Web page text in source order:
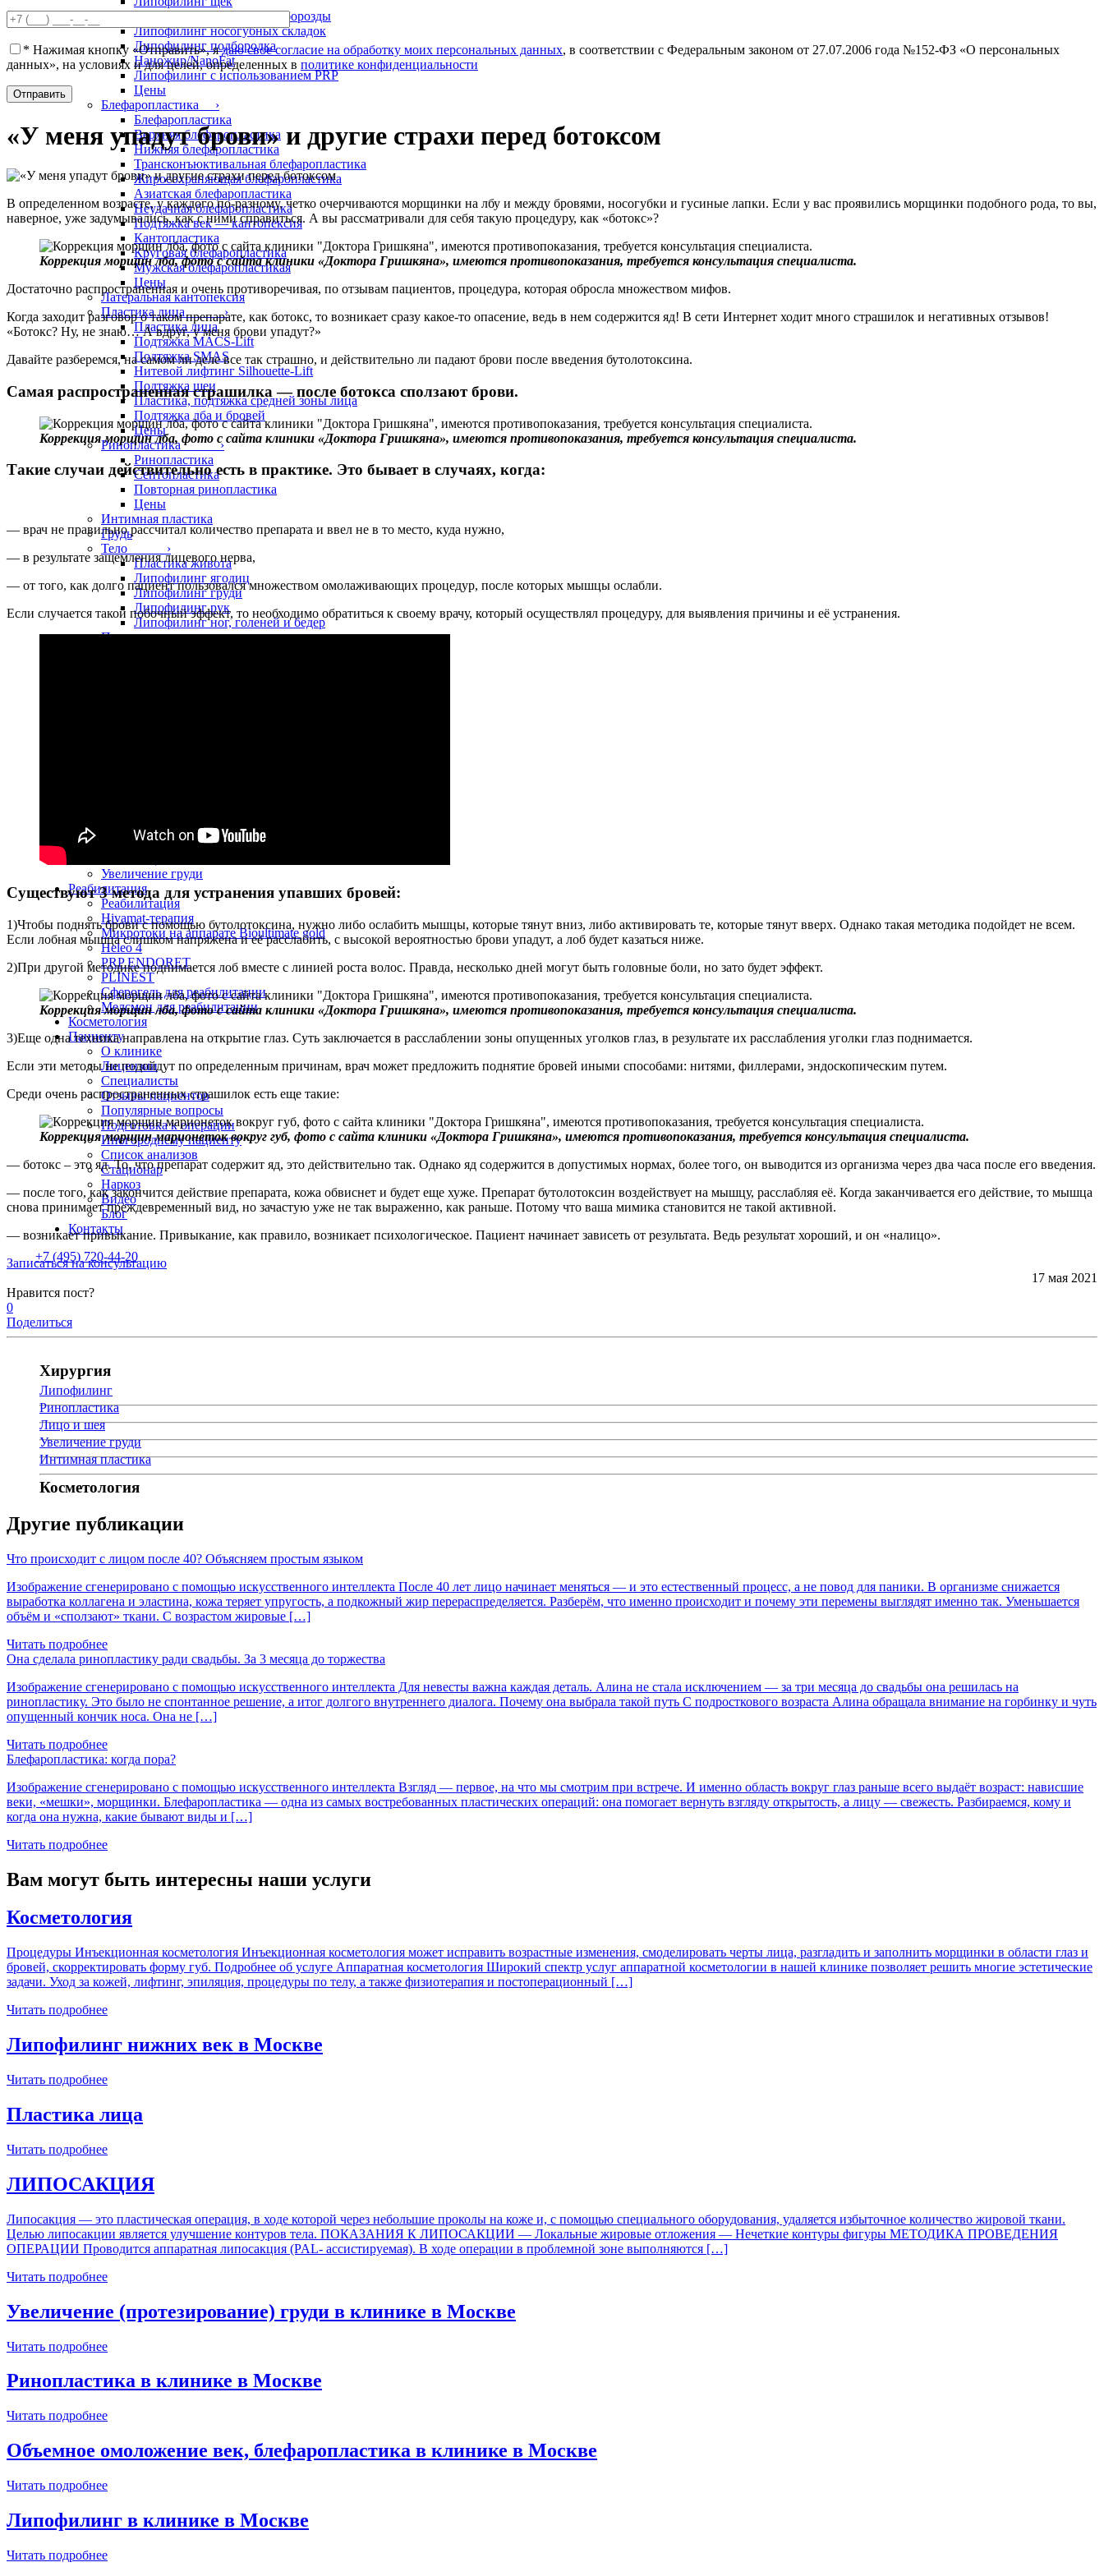
Липофилинг носослезной борозды
Липофилинг носогубных складок
Липофилинг подбородка
Наножир/NanoFat
Липофилинг с использованием PRP
Цены
Блефаропластика ›
Блефаропластика
Верхняя блефаропластика
Нижняя блефаропластика
Трансконъюктивальная блефаропластика
Жиросохраняющая блефаропластика
Азиатская блефаропластика
Неудачная блефаропластика
Подтяжка век — кантопексия
Кантопластика
Круговая блефаропластика
Мужская блефаропластикая
Цены
Латеральная кантопексия
Пластика лица ›
Пластика лица
Подтяжка MACS-Lift
Подтяжка SMAS
Нитевой лифтинг Silhouette-Lift
Подтяжка шеи
Пластика, подтяжка средней зоны лица
Подтяжка лба и бровей
Цены
Ринопластика ›
Ринопластика
Септопластика
Повторная ринопластика
Цены
Интимная пластика
Грудь
Тело ›
Пластика живота
Липофилинг ягодиц
Липофилинг груди
Липофилинг рук
Липофилинг ног, голеней и бедер
Пластика для мужчин
Ринопластика (пластика носа)
Повторная ринопластика
Увеличение груди
Реабилитация
Реабилитация
Hivamat-терапия
Микротоки на аппарате Bioultimate gold
Heleo 4
PRP ENDORET
PLINEST
Сферогель для реабилитации
Мелсмон для реабилитации
Косметология
Пациенту
О клинике
Лицензии
Специалисты
Отзывы пациентов
Популярные вопросы
Подготовка к операции
Иногороднему пациенту
Список анализов
Стационар
Наркоз
Видео
Блог
Контакты
+7 (495) 720-44-20
* Нажимая кнопку «Отправить», ядаю свое согласие на обработку моих персональных данных, в соответствии с Федеральным законом от 27.07.2006 года №152-ФЗ «О персональных
данных», на условиях и для целей, определенных в политике конфиденциальности
«У меня упадут брови» и другие страхи перед ботоксом
В определенном возрасте, у каждого по-разному, четко очерчиваются морщинки на лбу и между бровями, носогубки и гусиные лапки. Если у вас проявились морщинки подобного рода, то вы,
наверное, уже задумывались, как с ними справиться. А вы рассматривали для себя такую процедуру, как «ботокс»?
Коррекция морщин лба, фото с сайта клиники «Доктора Гришкяна», имеются противопоказания, требуется консультация специалиста.
Достаточно распространенная и очень противоречивая, по отзывам пациентов, процедура, которая обросла множеством мифов.
Когда заходит разговор о таком препарате, как ботокс, то возникает сразу какое-то опасение, ведь в нем содержится яд! В сети Интернет ходит много страшилок и негативных отзывов!
«Ботокс? Ну, не знаю… А вдруг, у меня брови упадут?»
Давайте разберемся, на самом ли деле все так страшно, и действительно ли падают брови после введения бутолотоксина.
Самая распространенная страшилка — после ботокса сползают брови.
Коррекция морщин лба, фото с сайта клиники «Доктора Гришкяна», имеются противопоказания, требуется консультация специалиста.
Такие случаи действительно есть в практике. Это бывает в случаях, когда:
— врач не правильно рассчитал количество препарата и ввел не в то место, куда нужно,
— в результате защемления лицевого нерва,
— от того, как долго пациент пользовался множеством омолаживающих процедур, после которых мышцы ослабли.
Если случается такой побочный эффект, то необходимо обратиться к своему врачу, который осуществлял процедуру, для выявления причины и её устранения.
Существуют 3 метода для устранения упавших бровей:
1)Чтобы поднять брови с помощью бутолотоксина, нужно либо ослабить мышцы, которые тянут вниз, либо активировать те, которые тянут вверх. Однако такая методика подойдет не всем.
Если лобная мышца слишком напряжена и её расслабить, с высокой вероятностью брови упадут, а лоб будет казаться ниже.
2)При другой методике поднимается лоб вместе с линией роста волос. Правда, несколько дней могут быть головные боли, но зато будет эффект.
Коррекция морщин лба, фото с сайта клиники «Доктора Гришкяна», имеются противопоказания, требуется консультация специалиста.
3)Еще одна техника направлена на открытие глаз. Суть заключается в расслаблении зоны опущенных уголков глаз, в результате их расслабления уголки глаз поднимается.
Если эти методы не подойдут по определенным причинам, врач может предложить поднятие бровей иными способами: нитями, филлерами, эндоскопическим путем.
Среди очень распространенных страшилок есть еще такие:
Коррекция морщин марионеток вокруг губ, фото с сайта клиники «Доктора Гришкяна», имеются противопоказания, требуется консультация специалиста.
— ботокс – это яд. То, что препарат содержит яд, это действительно так. Однако яд содержится в допустимых нормах, более того, он выводится из организма через два часа после его введения.
— после того, как закончится действие препарата, кожа обвиснет и будет еще хуже. Препарат бутолотоксин воздействует на мышцу, расслабляя её. Когда заканчивается его действие, то мышца
снова принимает преждевременный вид, но зачастую уже не так выраженно, как раньше. Потому что ваша мимика становится не такой активной.
— возникает привыкание. Привыкание, как правило, возникает психологическое. Пациент начинает зависеть от результата. Ведь результат хороший, и он «налицо».
Записаться на консультацию
17 мая 2021
Нравится пост?
0
Поделиться
Хирургия
Липофилинг
Ринопластика
Лицо и шея
Увеличение груди
Интимная пластика
Косметология
Другие публикации
Что происходит с лицом после 40? Объясняем простым языком
Изображение сгенерировано с помощью искусственного интеллекта После 40 лет лицо начинает меняться — и это естественный процесс, а не повод для паники. В организме снижается
выработка коллагена и эластина, кожа теряет упругость, а подкожный жир перераспределяется. Разберём, что именно происходит и почему эти перемены выглядят именно так. Уменьшается
объём и «сползают» ткани. С возрастом жировые […]
Читать подробнее
Она сделала ринопластику ради свадьбы. За 3 месяца до торжества
Изображение сгенерировано с помощью искусственного интеллекта Для невесты важна каждая деталь. Алина не стала исключением — за три месяца до свадьбы она решилась на
ринопластику. Это было не спонтанное решение, а итог долгого внутреннего диалога. Почему она выбрала такой путь С подросткового возраста Алина обращала внимание на горбинку и чуть
опущенный кончик носа. Она не […]
Читать подробнее
Блефаропластика: когда пора?
Изображение сгенерировано с помощью искусственного интеллекта Взгляд — первое, на что мы смотрим при встрече. И именно область вокруг глаз раньше всего выдаёт возраст: нависшие
веки, «мешки», морщинки. Блефаропластика — одна из самых востребованных пластических операций: она помогает вернуть взгляду открытость, а лицу — свежесть. Разбираемся, кому и
когда она нужна, какие бывают виды и […]
Читать подробнее
Вам могут быть интересны наши услуги
Косметология
Процедуры Инъекционная косметология Инъекционная косметология может исправить возрастные изменения, смоделировать черты лица, разгладить и заполнить морщинки в области глаз и
бровей, скорректировать форму губ. Подробнее об услуге Аппаратная косметология Широкий спектр услуг аппаратной косметологии в нашей клинике позволяет решить многие эстетические
задачи. Уход за кожей, лифтинг, эпиляция, процедуры по телу, а также физиотерапия и постоперационный […]
Читать подробнее
Липофилинг нижних век в Москве
Читать подробнее
Пластика лица
Читать подробнее
ЛИПОСАКЦИЯ
Липосакция — это пластическая операция, в ходе которой через небольшие проколы на коже и, с помощью специального оборудования, удаляется избыточное количество жировой ткани.
Целью липосакции является улучшение контуров тела. ПОКАЗАНИЯ К ЛИПОСАКЦИИ — Локальные жировые отложения — Нечеткие контуры фигуры МЕТОДИКА ПРОВЕДЕНИЯ
ОПЕРАЦИИ Проводится аппаратная липосакция (PAL- ассистируемая). В ходе операции в проблемной зоне выполняются […]
Читать подробнее
Увеличение (протезирование) груди в клинике в Москве
Читать подробнее
Ринопластика в клинике в Москве
Читать подробнее
Объемное омоложение век, блефаропластика в клинике в Москве
Читать подробнее
Липофилинг в клинике в Москве
Читать подробнее